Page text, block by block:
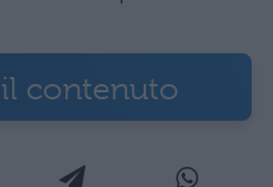
il contenuto